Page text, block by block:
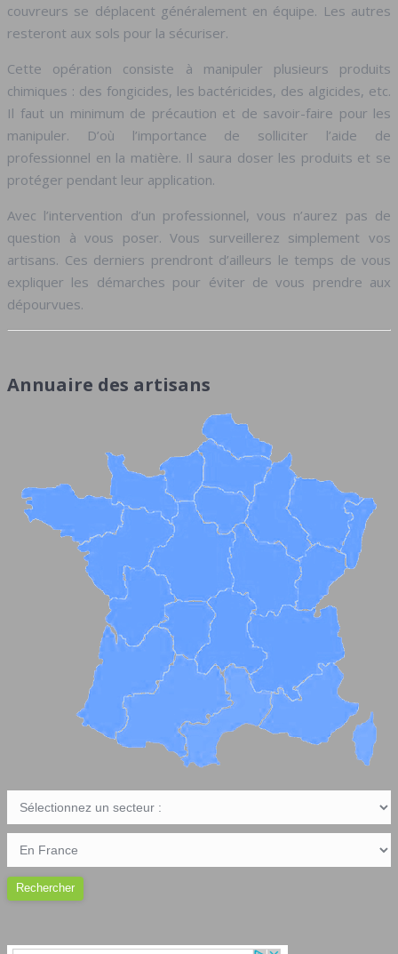
couvreurs se déplacent généralement en équipe. Les autres
resteront aux sols pour la sécuriser.
Cette opération consiste à manipuler plusieurs produits
chimiques : des fongicides, les bactéricides, des algicides, etc.
Il faut un minimum de précaution et de savoir-faire pour les
manipuler. D’où l’importance de solliciter l’aide de
professionnel en la matière. Il saura doser les produits et se
protéger pendant leur application.
Avec l’intervention d’un professionnel, vous n’aurez pas de
question à vous poser. Vous surveillerez simplement vos
artisans. Ces derniers prendront d’ailleurs le temps de vous
expliquer les démarches pour éviter de vous prendre aux
dépourvues.
Annuaire des artisans